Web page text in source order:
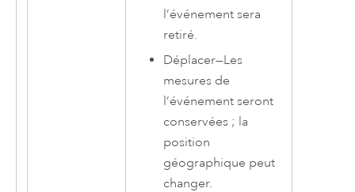
l’événement sera
retiré.
Déplacer—Les
mesures de
l’événement seront
conservées ; la
position
géographique peut
changer.